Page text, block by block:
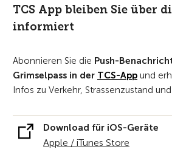
TCS App bleiben Sie über
informiert
Abonnieren Sie die Push-
Grimselpass in der TCS-App und
Infos zu Verkehr, Strassenzustand
Download für iOS-Geräte
Apple / iTunes Store